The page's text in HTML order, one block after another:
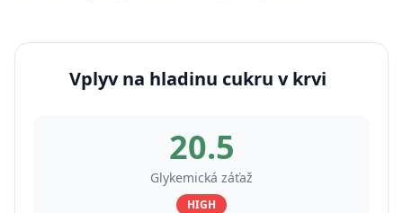
Vplyv na hladinu cukru v krvi
20.5
Glykemická záťaž
HIGH